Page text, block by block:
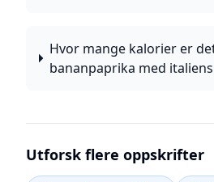
Hvor mange kalorier er
bananpaprika med
Utforsk flere oppskrifter